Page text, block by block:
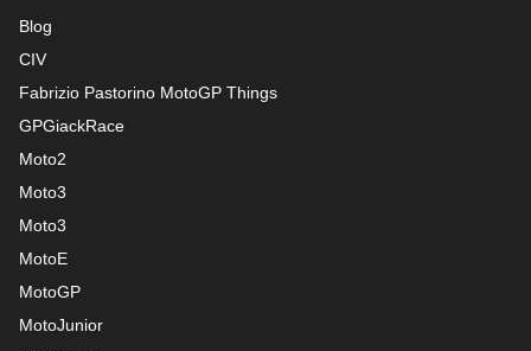
Blog
CIV
Fabrizio Pastorino MotoGP Things
GPGiackRace
Moto2
Moto3
Moto3
MotoE
MotoGP
MotoJunior